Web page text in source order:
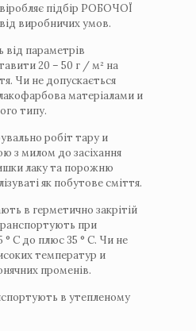
підбір РОБОЧОЇ
від виробничих умов.
від параметрів
20 – 50 г / м² на
Чи не допускається
матеріалами и
типу.
робіт тару и
з милом до засіхання
лаку та порожню
як побутове сміття.
в герметично закрітій
при
° С до плюс 35 ° С. Чи не
температур и
променів.
в утепленому